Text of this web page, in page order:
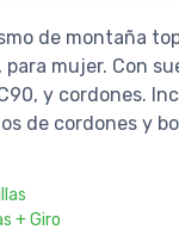
de montaña
para mujer. Con
y cordones.
de cordones y
+ Giro